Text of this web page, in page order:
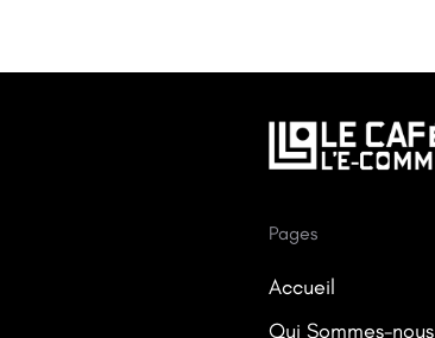
Pages
Accueil
Qui Sommes-nous